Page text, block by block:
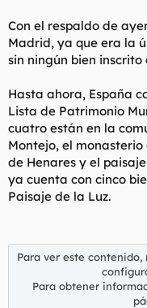
Con el respaldo de
Madrid, ya que era la
sin ningún bien
Hasta ahora, España
Lista de Patrimonio
cuatro están en la
Montejo, el
de Henares y el
ya cuenta con cinco
Paisaje de la Luz.
Para ver este
Para obtener